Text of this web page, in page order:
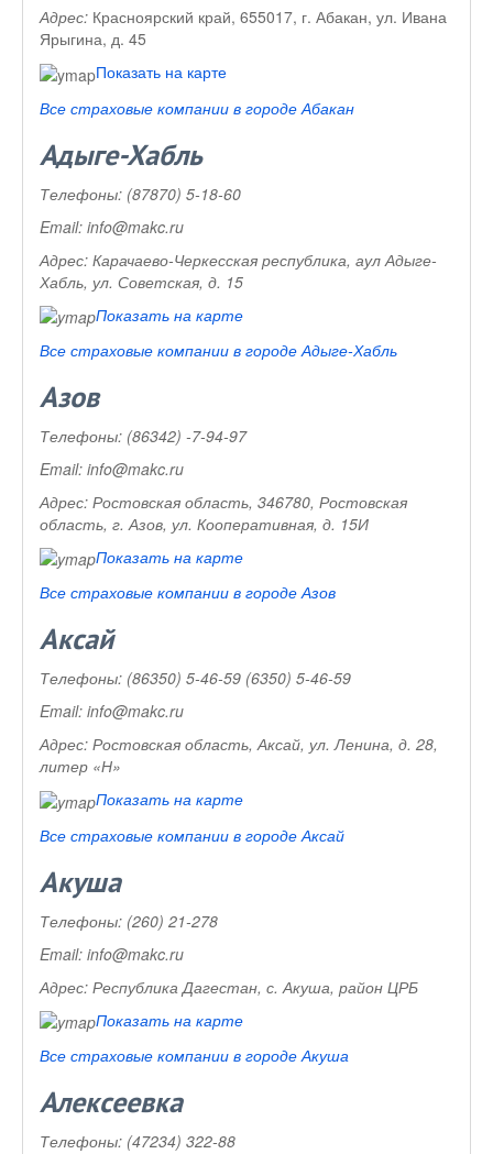
Адрес: Красноярский край, 655017, г. Абакан, ул. Ивана
Ярыгина, д. 45
Показать на карте
Все страховые компании в городе Абакан
Адыге-Хабль
Телефоны: (87870) 5-18-60
Email: info@makc.ru
Адрес: Карачаево-Черкесская республика, аул Адыге-
Хабль, ул. Советская, д. 15
Показать на карте
Все страховые компании в городе Адыге-Хабль
Азов
Телефоны: (86342) -7-94-97
Email: info@makc.ru
Адрес: Ростовская область, 346780, Ростовская
область, г. Азов, ул. Кооперативная, д. 15И
Показать на карте
Все страховые компании в городе Азов
Аксай
Телефоны: (86350) 5-46-59 (6350) 5-46-59
Email: info@makc.ru
Адрес: Ростовская область, Аксай, ул. Ленина, д. 28,
литер «Н»
Показать на карте
Все страховые компании в городе Аксай
Акуша
Телефоны: (260) 21-278
Email: info@makc.ru
Адрес: Республика Дагестан, с. Акуша, район ЦРБ
Показать на карте
Все страховые компании в городе Акуша
Алексеевка
Телефоны: (47234) 322-88